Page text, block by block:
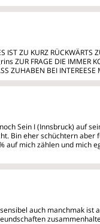
IST ZU KURZ
ZUR FRAGE DIE IMMER
ZUHABEN BEI INTEREESE
Sein I (Innsbruck) auf
Bin eher schüchtern aber
auf mich zählen und mich
auch manchmak ist